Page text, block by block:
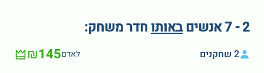
2 - 7 אנשים באותו חדר משחק:
2 שחקנים לאדם₪145